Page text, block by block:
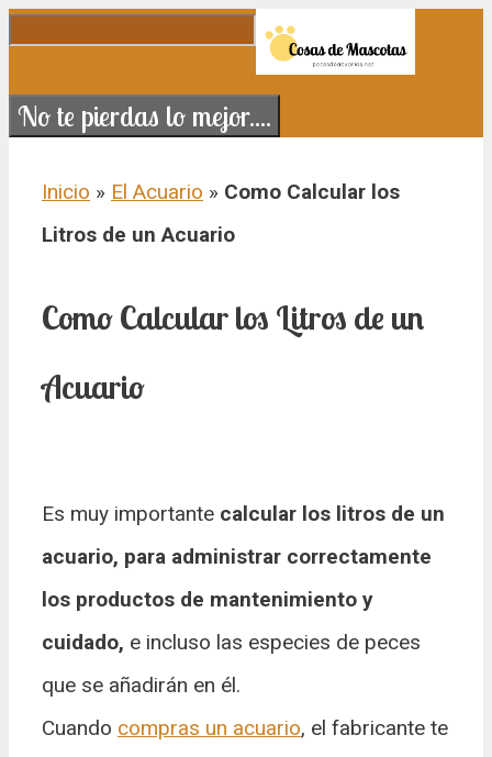
No te pierdas lo mejor....
Inicio » El Acuario » Como Calcular los
Litros de un Acuario
Como Calcular los Litros de un
Acuario
Es muy importante calcular los litros de un
acuario, para administrar correctamente
los productos de mantenimiento y
cuidado, e incluso las especies de peces
que se añadirán en él.
Cuando compras un acuario, el fabricante te